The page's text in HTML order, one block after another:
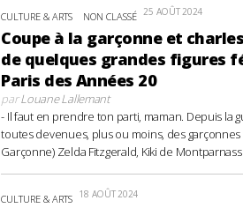
CULTURE & ARTS NON CLASSÉ 25 AOÛT 2024
Coupe à la garçonne et
de quelques grandes figures
Paris des Années 20
parLouane Lallemant
- Il faut en prendre ton parti, maman. Depuis la
toutes devenues, plus ou moins, des garçonnes
Garçonne) Zelda Fitzgerald, Kiki de
CULTURE & ARTS 18 AOÛT 2024